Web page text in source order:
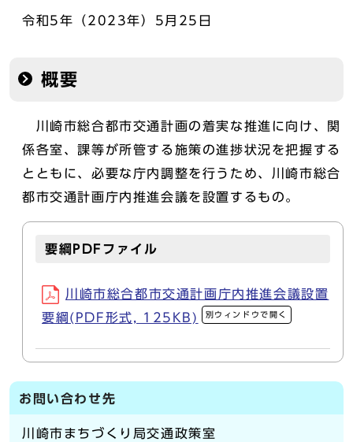
令和5年（2023年）5月25日
概要
川崎市総合都市交通計画の着実な推進に向け、関
係各室、課等が所管する施策の進捗状況を把握する
とともに、必要な庁内調整を行うため、川崎市総合
都市交通計画庁内推進会議を設置するもの。
要綱PDFファイル
川崎市総合都市交通計画庁内推進会議設置
要綱(PDF形式, 125KB)
別ウィンドウで開く
お問い合わせ先
川崎市まちづくり局交通政策室